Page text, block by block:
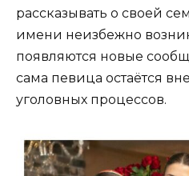
рассказывать о своей
имени неизбежно
появляются новые
сама певица остаётся
уголовных процессов.